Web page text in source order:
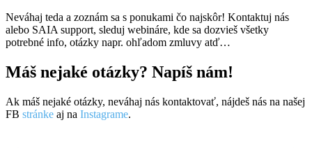
Neváhaj teda a zoznám sa s ponukami čo najskôr! Kontaktuj nás
alebo SAIA support, sleduj webináre, kde sa dozvieš všetky
potrebné info, otázky napr. ohľadom zmluvy atď…
Máš nejaké otázky? Napíš nám!
Ak máš nejaké otázky, neváhaj nás kontaktovať, nájdeš nás na našej
FB stránke aj na Instagrame.